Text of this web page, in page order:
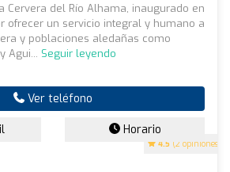
4.5 (2 opiniones)
Cervera del Río Alhama, inaugurado en
ofrecer un servicio integral y humano a
y poblaciones aledañas como
Agui... Seguir leyendo
Ver teléfono
Horario